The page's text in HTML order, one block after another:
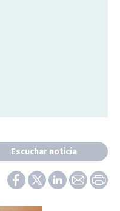
Escuchar noticia